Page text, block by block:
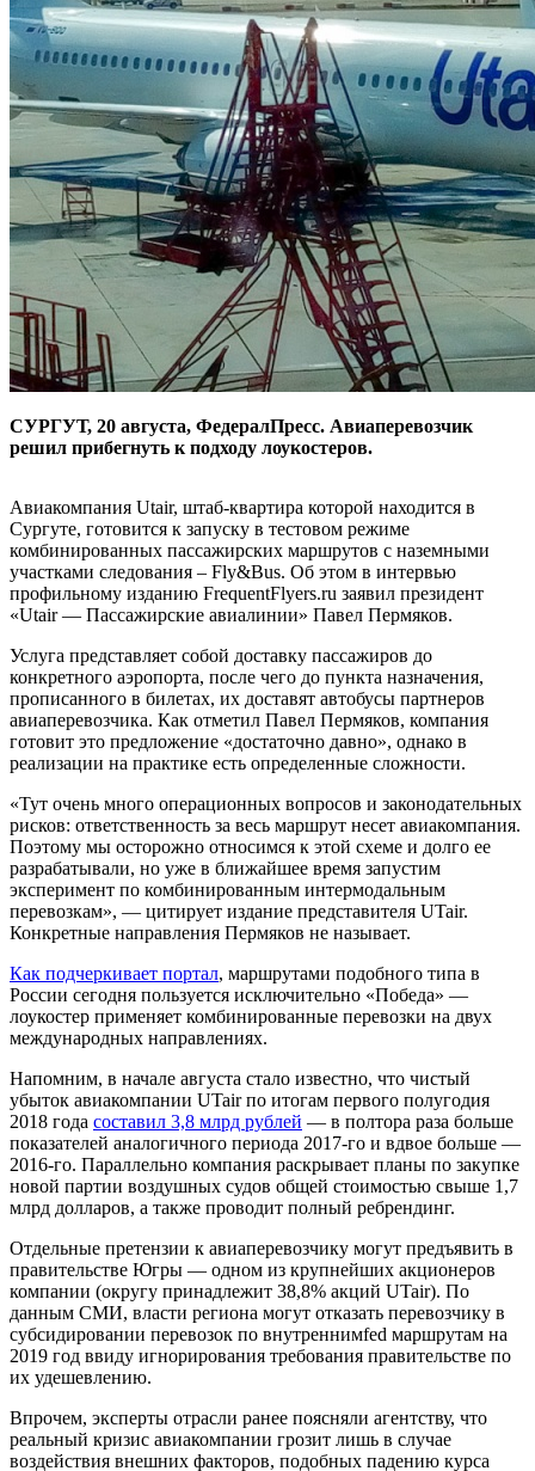
СУРГУТ, 20 августа, ФедералПресс. Авиаперевозчик
решил прибегнуть к подходу лоукостеров.
Авиакомпания Utair, штаб-квартира которой находится в
Сургуте, готовится к запуску в тестовом режиме
комбинированных пассажирских маршрутов с наземными
участками следования – Fly&Bus. Об этом в интервью
профильному изданию FrequentFlyers.ru заявил президент
«Utair — Пассажирские авиалинии» Павел Пермяков.
Услуга представляет собой доставку пассажиров до
конкретного аэропорта, после чего до пункта назначения,
прописанного в билетах, их доставят автобусы партнеров
авиаперевозчика. Как отметил Павел Пермяков, компания
готовит это предложение «достаточно давно», однако в
реализации на практике есть определенные сложности.
«Тут очень много операционных вопросов и законодательных
рисков: ответственность за весь маршрут несет авиакомпания.
Поэтому мы осторожно относимся к этой схеме и долго ее
разрабатывали, но уже в ближайшее время запустим
эксперимент по комбинированным интермодальным
перевозкам», — цитирует издание представителя UTair.
Конкретные направления Пермяков не называет.
Как подчеркивает портал, маршрутами подобного типа в
России сегодня пользуется исключительно «Победа» —
лоукостер применяет комбинированные перевозки на двух
международных направлениях.
Напомним, в начале августа стало известно, что чистый
убыток авиакомпании UTair по итогам первого полугодия
2018 года составил 3,8 млрд рублей — в полтора раза больше
показателей аналогичного периода 2017-го и вдвое больше —
2016-го. Параллельно компания раскрывает планы по закупке
новой партии воздушных судов общей стоимостью свыше 1,7
млрд долларов, а также проводит полный ребрендинг.
Отдельные претензии к авиаперевозчику могут предъявить в
правительстве Югры — одном из крупнейших акционеров
компании (округу принадлежит 38,8% акций UTair). По
данным СМИ, власти региона могут отказать перевозчику в
субсидировании перевозок по внутреннимfed маршрутам на
2019 год ввиду игнорирования требования правительстве по
их удешевлению.
Впрочем, эксперты отрасли ранее поясняли агентству, что
реальный кризис авиакомпании грозит лишь в случае
воздействия внешних факторов, подобных падению курса